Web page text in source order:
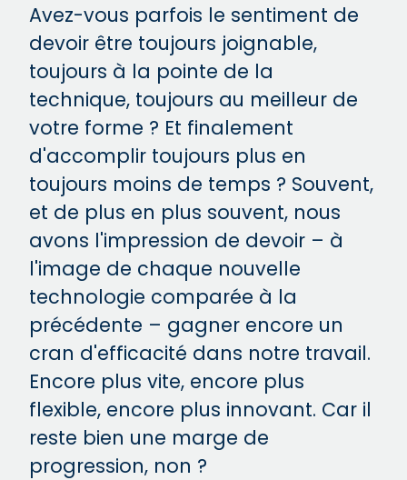
Avez-vous parfois le sentiment de
devoir être toujours joignable,
toujours à la pointe de la
technique, toujours au meilleur de
votre forme ? Et finalement
d'accomplir toujours plus en
toujours moins de temps ? Souvent,
et de plus en plus souvent, nous
avons l'impression de devoir – à
l'image de chaque nouvelle
technologie comparée à la
précédente – gagner encore un
cran d'efficacité dans notre travail.
Encore plus vite, encore plus
flexible, encore plus innovant. Car il
reste bien une marge de
progression, non ?